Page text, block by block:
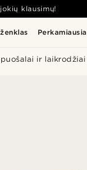
Perkamiausia
ir laikrodžiai
klausimų!